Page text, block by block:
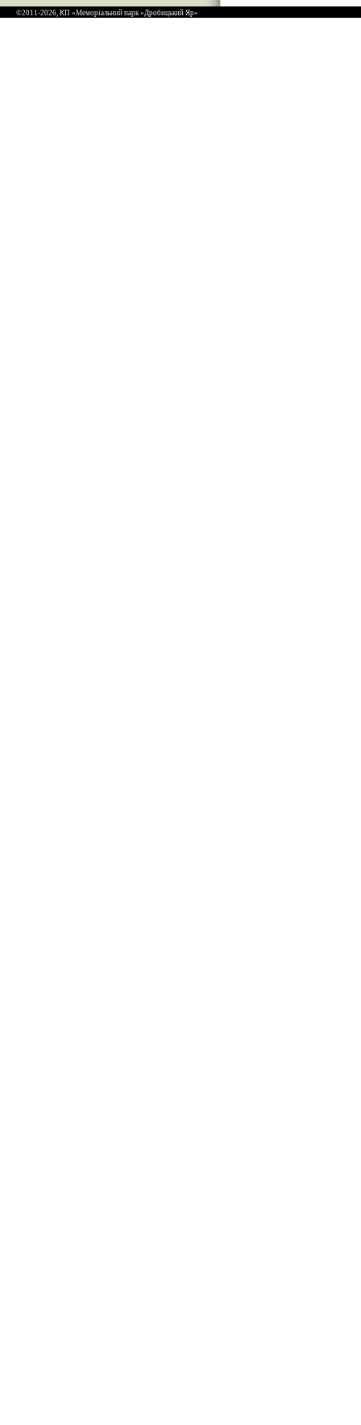
©2011-2026, КП «Меморіальний парк «Дробицький Яр»